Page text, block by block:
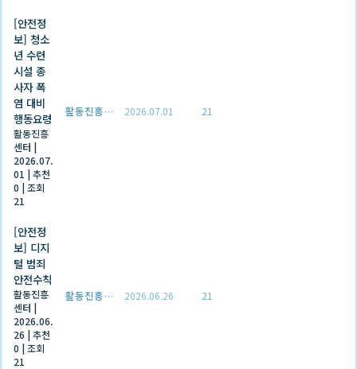
[안전정
보] 청소
년 수련
시설 종
사자 폭
염 대비
행동요령
활동진흥
센터 |
2026.07.
01 |추천
0 |조회
21
활동진흥센터 2026.07.01 21
[안전정
보] 디지
털 범죄
안전수칙
활동진흥
센터 |
2026.06.
26 |추천
0 |조회
21
활동진흥센터 2026.06.26 21